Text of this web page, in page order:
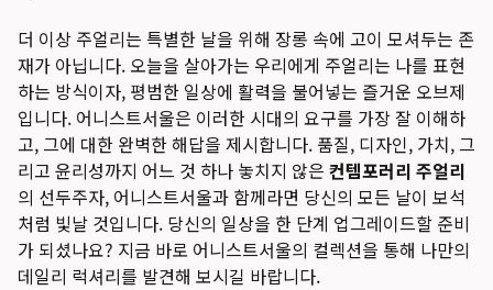
더 이상 주얼리는 특별한 날을 위해 장롱 속에 고이 모셔두는 존
재가 아닙니다. 오늘을 살아가는 우리에게 주얼리는 나를 표현
하는 방식이자, 평범한 일상에 활력을 불어넣는 즐거운 오브제
입니다. 어니스트서울은 이러한 시대의 요구를 가장 잘 이해하
고, 그에 대한 완벽한 해답을 제시합니다. 품질, 디자인, 가치, 그
리고 윤리성까지 어느 것 하나 놓치지 않은 컨템포러리 주얼리
의 선두주자, 어니스트서울과 함께라면 당신의 모든 날이 보석
처럼 빛날 것입니다. 당신의 일상을 한 단계 업그레이드할 준비
가 되셨나요? 지금 바로 어니스트서울의 컬렉션을 통해 나만의
데일리 럭셔리를 발견해 보시길 바랍니다.